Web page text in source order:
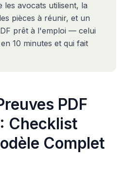
les avocats utilisent, la
pièces à réunir, et un
prêt à l'emploi — celui
10 minutes et qui fait
PDF
Checklist
Complet